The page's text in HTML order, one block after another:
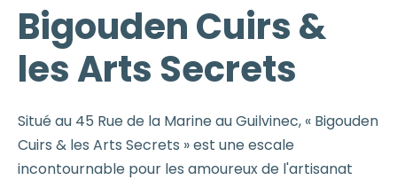
Bigouden Cuirs &
les Arts Secrets
Situé au 45 Rue de la Marine au Guilvinec, « Bigouden
Cuirs & les Arts Secrets » est une escale
incontournable pour les amoureux de l'artisanat